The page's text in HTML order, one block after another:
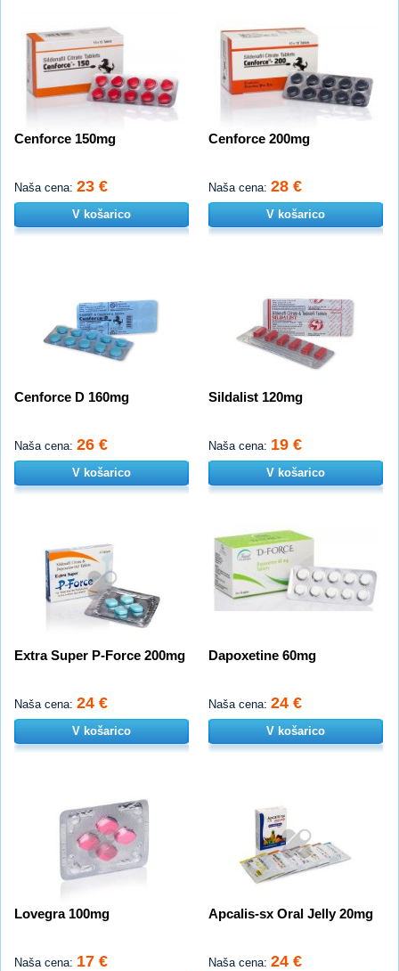
Cenforce 150mg
Naša cena: 23 €
V košarico
Cenforce 200mg
Naša cena: 28 €
V košarico
Cenforce D 160mg
Naša cena: 26 €
V košarico
Sildalist 120mg
Naša cena: 19 €
V košarico
Extra Super P-Force 200mg
Naša cena: 24 €
V košarico
Dapoxetine 60mg
Naša cena: 24 €
V košarico
Lovegra 100mg
Naša cena: 17 €
Apcalis-sx Oral Jelly 20mg
Naša cena: 24 €